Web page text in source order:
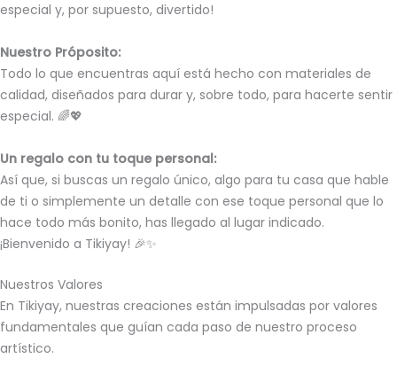
especial y, por supuesto, divertido!
Nuestro Próposito:
Todo lo que encuentras aquí está hecho con materiales de
calidad, diseñados para durar y, sobre todo, para hacerte sentir
especial. 🌈💖
Un regalo con tu toque personal:
Así que, si buscas un regalo único, algo para tu casa que hable
de ti o simplemente un detalle con ese toque personal que lo
hace todo más bonito, has llegado al lugar indicado.
¡Bienvenido a Tikiyay! 🎉✨
Nuestros Valores
En Tikiyay, nuestras creaciones están impulsadas por valores
fundamentales que guían cada paso de nuestro proceso
artístico.